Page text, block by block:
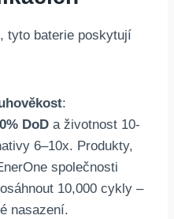
tyto baterie poskytují
:
DoD a životnost 10-
6–10x. Produkty,
společnosti
10,000 cykly –
nasazení.